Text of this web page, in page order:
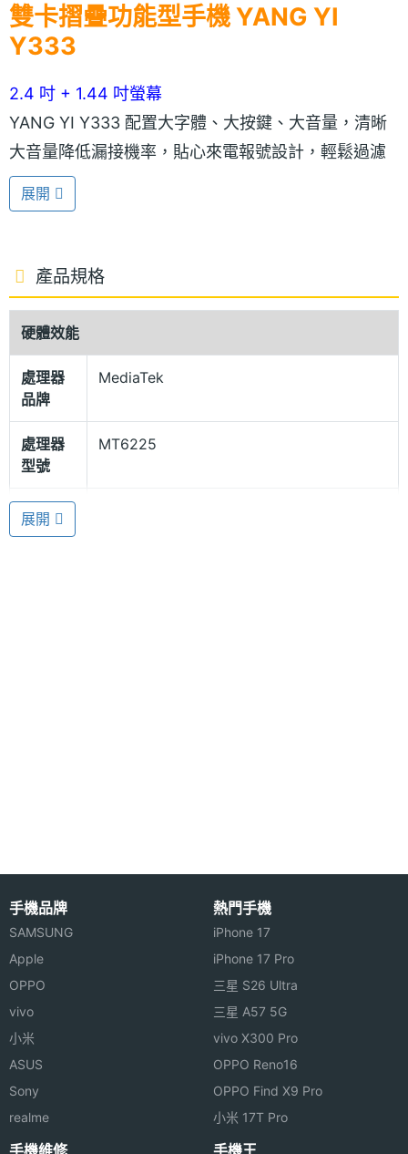
雙卡摺疊功能型手機 YANG YI
Y333
2.4 吋 + 1.44 吋螢幕
YANG YI Y333 配置大字體、大按鍵、大音量，清晰
大音量降低漏接機率，貼心來電報號設計，輕鬆過濾
來電；並配有快捷熱鍵，輕鬆快速撥號，讓銀髮族輕
鬆使用手機無負擔。YANG YI Y333 配備 2.4 吋 320
體閱讀更清晰；此款手機提供金、紅、黑共三款顏
色。
內建 Facebook
YANG YI Y333 搭載 MediaTek MT6225 單核心處理
樂播放，檔案一覽無遺好方便，並配置 30 萬畫素主相
機，內建 Facebook 社群軟體應用程式，還支援 3G
上網，可隨時與親友分享生活點滴。YANG YI Y333
配有 LED 手電筒，手機邊殼即可開關，夜間外出可方
◎ 3G、藍牙
◎ 支援 microSD 記憶卡，最高可擴充至 8GB 儲存空
間
展開
產品規格
硬體效能
處理器
品牌
MediaTek
處理器
型號
MT6225
處理器
核心數
最大待
機時間
顯示螢幕
主螢幕
尺寸
主螢幕
解析度
展開
手機品牌
SAMSUNG
Apple
OPPO
vivo
小米
ASUS
Sony
realme
熱門手機
iPhone 17
iPhone 17 Pro
三星 S26 Ultra
三星 A57 5G
vivo X300 Pro
OPPO Reno16
OPPO Find X9 Pro
小米 17T Pro